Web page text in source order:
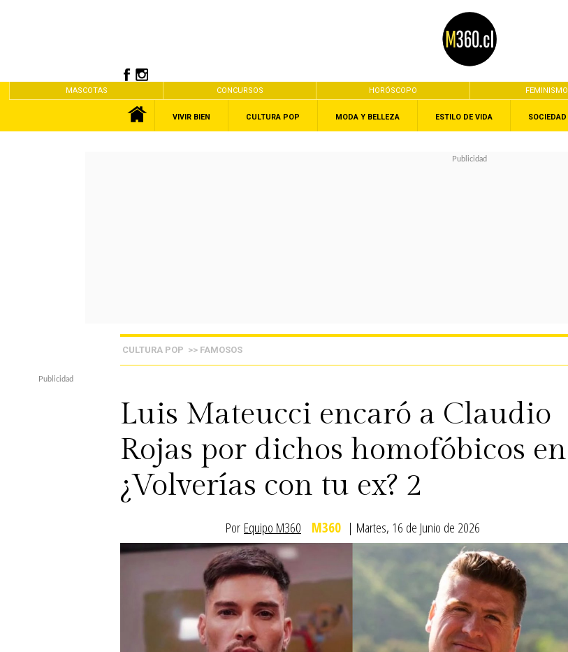
MASCOTAS CONCURSOS HORÓSCOPO FEMINISMO
VIVIR BIEN CULTURA POP MODA Y BELLEZA ESTILO DE VIDA SOCIEDAD
CULTURA POP >> FAMOSOS
Luis Mateucci encaró a Claudio
Rojas por dichos homofóbicos en
¿Volverías con tu ex? 2
Por Equipo M360 M360 | Martes, 16 de Junio de 2026